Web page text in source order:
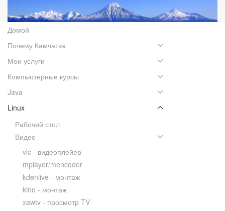
Домой
Почему Камчатка
Мои услуги
Компьютерные курсы
Java
Linux
Рабочий стол
Видео
vlc - видеоплейер
mplayer/mencoder
kdenlive - монтаж
kino - монтаж
xawtv - просмотр TV